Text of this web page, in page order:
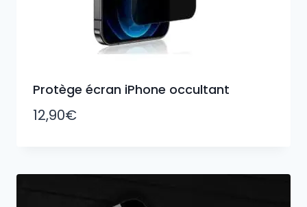
Protège écran iPhone occultant
12,90€